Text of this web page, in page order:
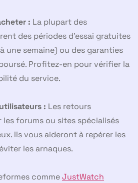
: La plupart des
des périodes d’essai gratuites
une semaine) ou des garanties
Profitez-en pour vérifier la
du service.
: Les retours
les forums ou sites spécialisés
Ils vous aideront à repérer les
les arnaques.
commeJustWatch